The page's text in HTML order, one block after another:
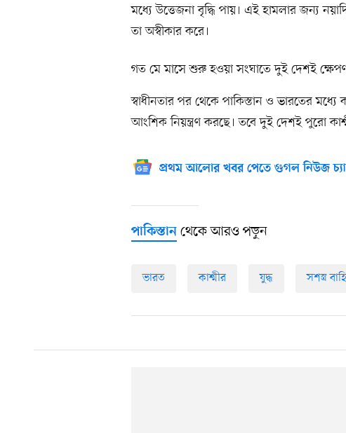
মধ্যে উত্তেজনা বৃদ্ধি পায়। এই হামলার জন্য
তা অস্বীকার করে।
গত মে মাসে শুরু হওয়া সংঘাতে দুই দেশই
স্বাধীনতার পর থেকে পাকিস্তান ও ভারতের মধ্যে
আংশিক নিয়ন্ত্রণ করছে। তবে দুই দেশই পুরো
প্রথম আলোর খবর পেতে গুগল নিউজ
পাকিস্তান থেকে আরও পড়ুন
ভারত কাশ্মীর যুদ্ধ সশস্ত্র